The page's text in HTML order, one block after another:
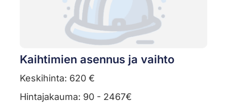
Kaihtimien asennus ja vaihto
Keskihinta: 620 €
Hintajakauma: 90 - 2467€